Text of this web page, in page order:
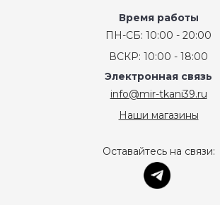
Время работы
ПН-СБ: 10:00 - 20:00
ВСКР: 10:00 - 18:00
Электронная связь
info@mir-tkani39.ru
Наши магазины
Оставайтесь на связи: